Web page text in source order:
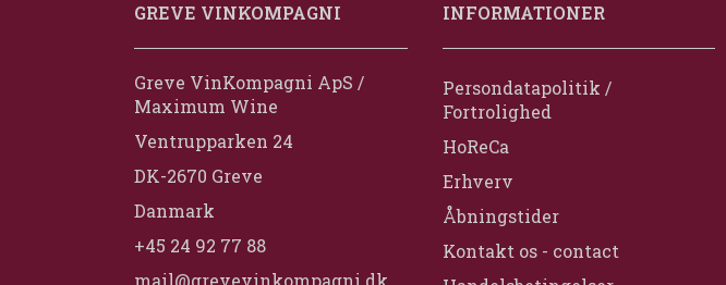
GREVE VINKOMPAGNI
Greve VinKompagni ApS /
Maximum Wine
Ventrupparken 24
DK-2670 Greve
Danmark
+45 24 92 77 88
mail@grevevinkompagni.dk
INFORMATIONER
Persondatapolitik /
Fortrolighed
HoReCa
Erhverv
Åbningstider
Kontakt os - contact